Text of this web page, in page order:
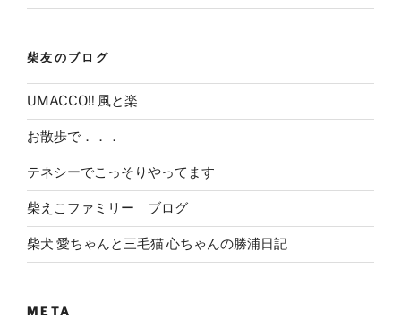
柴友のブログ
UMACCO!! 風と楽
お散歩で．．．
テネシーでこっそりやってます
柴えこファミリー ブログ
柴犬 愛ちゃんと三毛猫 心ちゃんの勝浦日記
META